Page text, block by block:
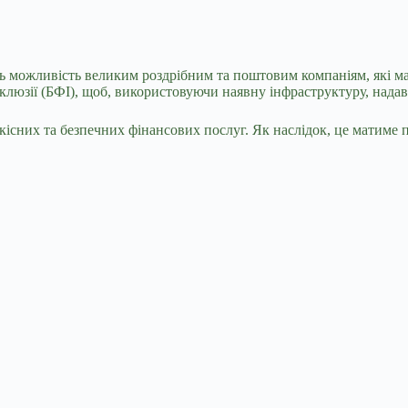
великим роздрібним та поштовим компаніям, які
(БФІ), щоб, використовуючи наявну інфраструктуру,
та безпечних фінансових послуг. Як наслідок, це матиме